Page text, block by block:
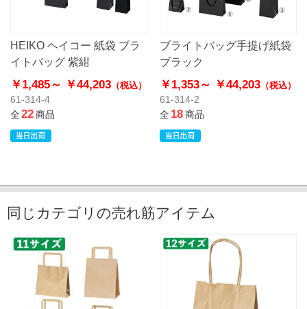
HEIKO ヘイコー 紙袋 ブラ
イトバッグ 紫紺
￥1,485～ ￥44,203 （税込）
61-314-4
全22商品
ブライトバッグ手提げ紙袋
ブラック
￥1,353～ ￥44,203（税込）
61-314-2
全18商品
同じカテゴリの売れ筋アイテム